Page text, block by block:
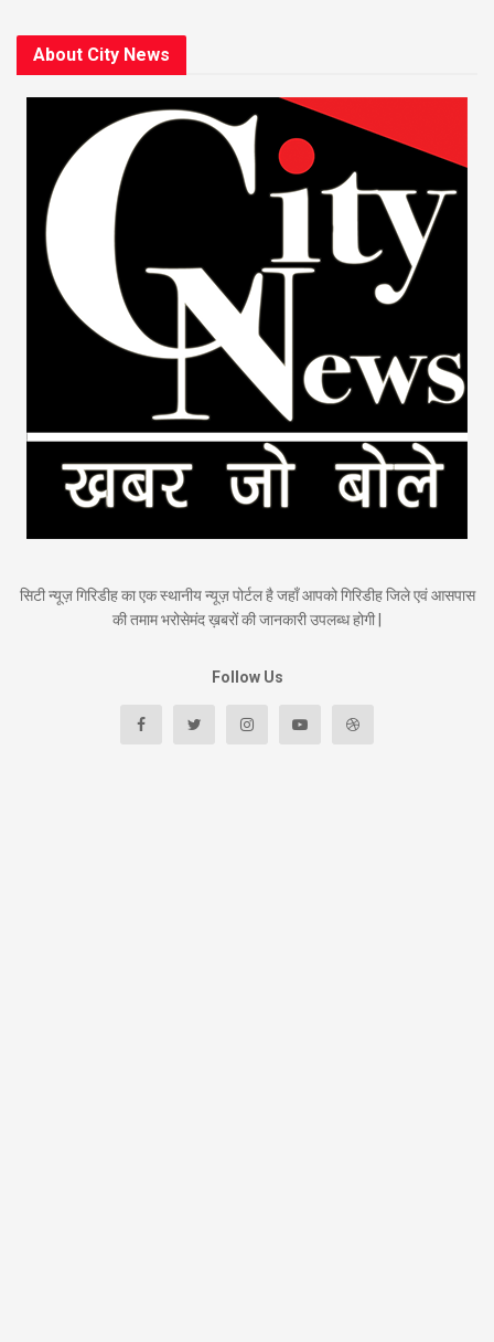
About City News
सिटी न्यूज़ गिरिडीह का एक स्थानीय न्यूज़ पोर्टल है जहाँ आपको गिरिडीह जिले एवं आसपास
की तमाम भरोसेमंद ख़बरों की जानकारी उपलब्ध होगी |
Follow Us